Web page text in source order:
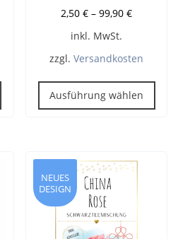
Dieses
weist
Optionen
können
2,50€ –99,90€
inkl. MwSt.
zzgl.Versandkosten
Ausführung wählen
NEUES
DESIGN